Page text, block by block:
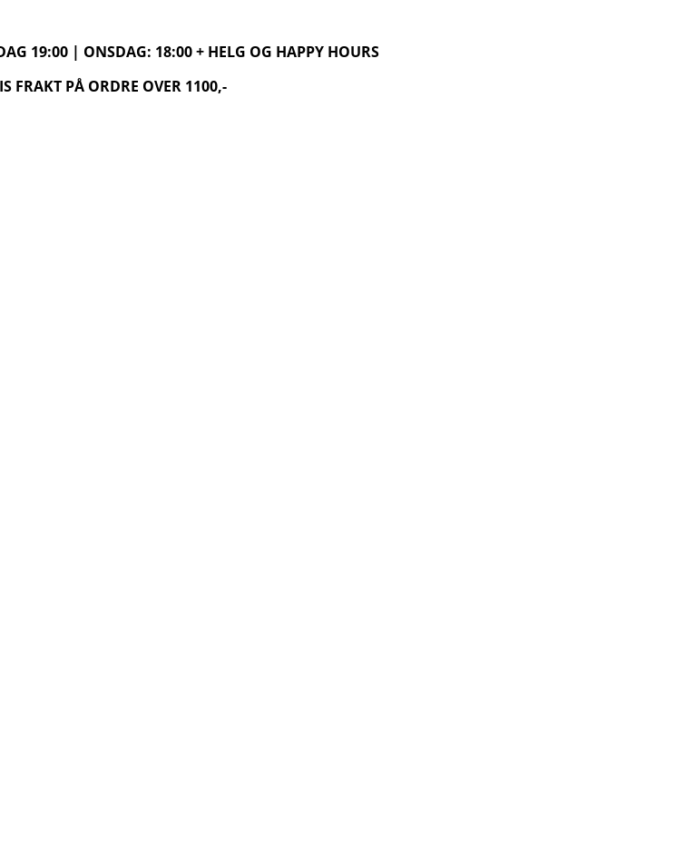
19:00 | ONSDAG: 18:00 + HELG OG HAPPY HOURS
FRAKT PÅ ORDRE OVER 1100,-